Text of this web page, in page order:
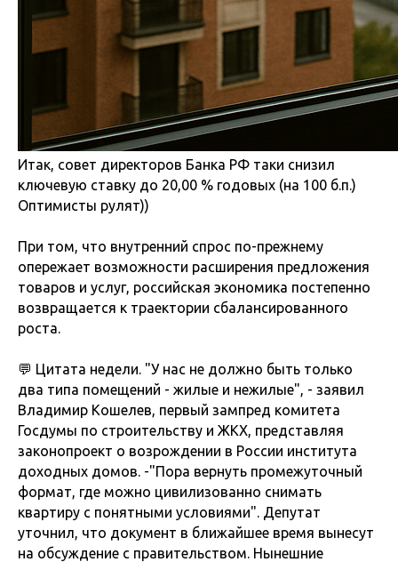
Итак, совет директоров Банка РФ таки снизил
ключевую ставку до 20,00 % годовых (на 100 б.п.)
Оптимисты рулят))
При том, что внутренний спрос по-прежнему
опережает возможности расширения предложения
товаров и услуг, российская экономика постепенно
возвращается к траектории сбалансированного
роста.
💬 Цитата недели. "У нас не должно быть только
два типа помещений - жилые и нежилые", - заявил
Владимир Кошелев, первый зампред комитета
Госдумы по строительству и ЖКХ, представляя
законопроект о возрождении в России института
доходных домов. -"Пора вернуть промежуточный
формат, где можно цивилизованно снимать
квартиру с понятными условиями". Депутат
уточнил, что документ в ближайшее время вынесут
на обсуждение с правительством. Нынешние